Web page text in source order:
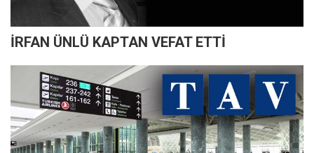
İRFAN ÜNLÜ KAPTAN VEFAT ETTİ